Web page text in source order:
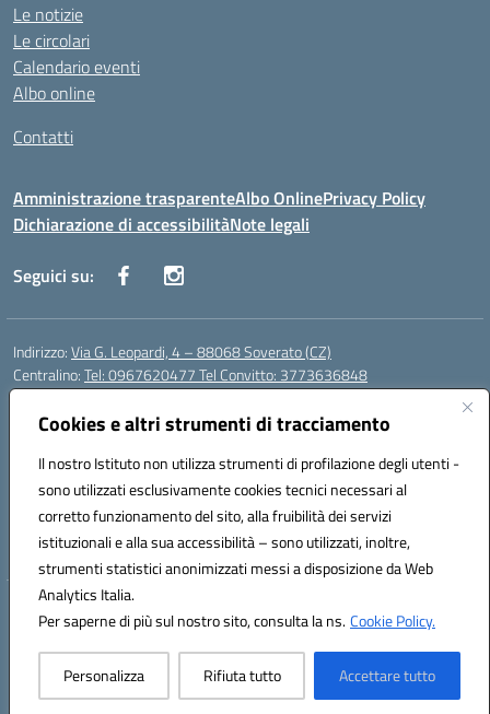
Cookies e altri strumenti di tracciamento
Il nostro Istituto non utilizza strumenti di profilazione degli utenti -
sono utilizzati esclusivamente cookies tecnici necessari al
corretto funzionamento del sito, alla fruibilità dei servizi
istituzionali e alla sua accessibilità – sono utilizzati, inoltre,
strumenti statistici anonimizzati messi a disposizione da Web
Analytics Italia.
Per saperne di più sul nostro sito, consulta la ns.Cookie Policy.
Personalizza Rifiuta tutto Accettare tutto
Le notizie
Le circolari
Calendario eventi
Albo online
Contatti
Amministrazione trasparenteAlbo OnlinePrivacy Policy
Dichiarazione di accessibilitàNote legali
Seguici su:
Indirizzo:Via G. Leopardi, 4 – 88068 Soverato (CZ)
Centralino:Tel: 0967620477 Tel Convitto: 3773636848
Email:
Posta elettronica certificata (PEC):czrh04000q@pec.istruzione.it
Codice fiscale: 84000690796
Codice meccanografico:CZRH04000Q
Codice Indice delle Pubbliche Amministrazioni (IPA): istsc_czrh04000q
Codice unico di fatturazione (CUF): UF9M13
Hosting & Powered by 3D Solution S.r.l.
Concept & Design by Designers Italia